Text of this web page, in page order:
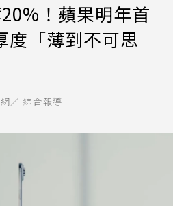
！蘋果明年首
「薄到不可思
／ 綜合報導